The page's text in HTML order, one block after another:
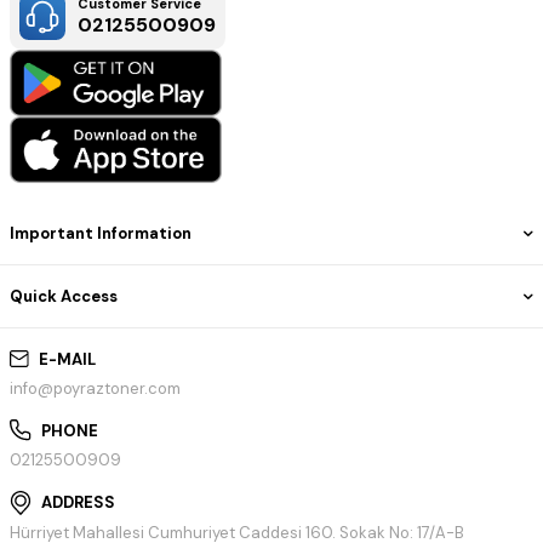
E-MAIL
info@poyraztoner.com
PHONE
02125500909
ADDRESS
Hürriyet Mahallesi Cumhuriyet Caddesi 160. Sokak No: 17/A-B
Important Information
Quick Access
Customer Service
02125500909